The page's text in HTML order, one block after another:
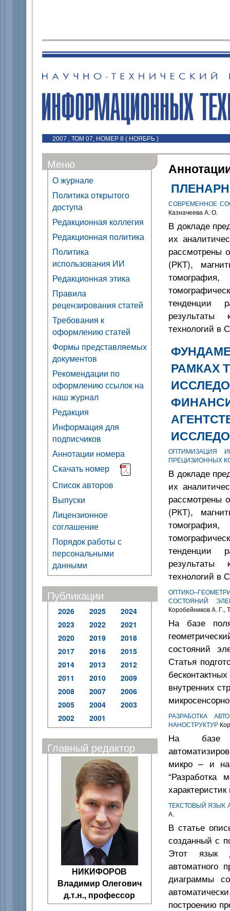
2007 , ТОМ 07, НОМЕР 8 ( НОЯБРЬ )
Меню
О журнале
Политика открытого
доступа
Редакционная коллегия
Редакционная политика
Политика
использования ИИ
Редакционная этика
Правила
рецензирования статей
Требования к
оформлению статей
Формы представляемых
документов
Рекомендации по
оформлению ссылок на
наш журнал
Редакция
Информация для
подписчиков
Аннотации номера
Скачать номер
Список авторов
Выпуски
Лицензионное
соглашение
Порядок работы с
персональными
данными
Публикации
2026 2025
2024
2023
2022
2021
2020
2019
2018
2017
2016
2015
2014
2013
2012
2011
2010
2009
2008
2007
2006
2005
2004
2003
2002
2001
Главный редактор
НИКИФОРОВ
Владимир Олегович
д.т.н., профессор
СОВРЕМЕННОЕ
Казначеева А. О.
В докладе
их
рассмотрены
(РКТ),
тенденции
результаты
технологий в
РАМКАХ
ОПТИМИЗАЦИЯ
ПРЕЦИЗИОННЫХ
В докладе
их
рассмотрены
(РКТ),
тенденции
результаты
технологий в
СОСТОЯНИЙ
Коробейников А. Г.,
На базе
состояний
Статья
внутренних
РАЗРАБОТКА
НАНОСТРУКТУР
На базе
микро – и
“Разработка
ТЕКСТОВЫЙ ЯЗЫК
А.
В статье
созданный с
Этот язык
автоматного
диаграммы
построению